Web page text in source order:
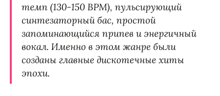
темп (130-150 BPM), пульсирующий
синтезаторный бас, простой
запоминающийся припев и энергичный
вокал. Именно в этом жанре были
созданы главные дискотечные хиты
эпохи.